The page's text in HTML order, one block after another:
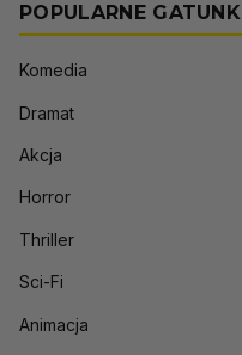
POPULARNE GATUNKI
Komedia
Dramat
Akcja
Horror
Thriller
Sci-Fi
Animacja